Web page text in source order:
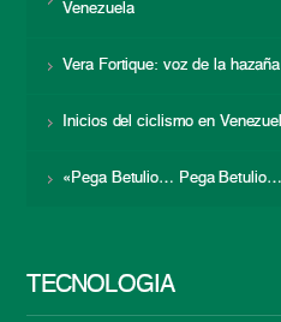
Venezuela
Vera Fortique: voz de la hazaña
Inicios del ciclismo en
«Pega Betulio… Pega
TECNOLOGÍA